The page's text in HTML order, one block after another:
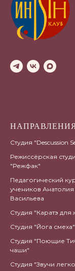
Студия "Descussion
Режиссёрская
"Режфак"
Педагогический
учеников Анатолия
Васильева
Студия "Каратэ для
Студия "Йога смеха"
Студия "Поющие
чаши"
Студия "Звучи